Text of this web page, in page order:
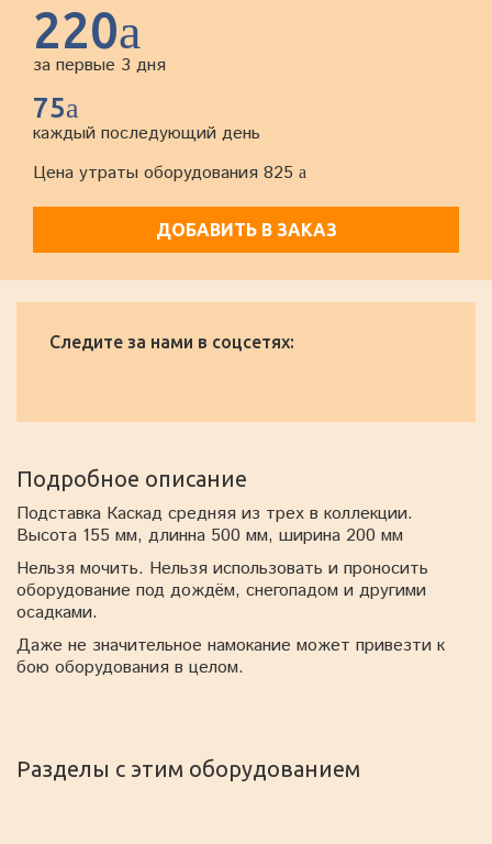
220a
за первые 3 дня
75a
каждый последующий день
Цена утраты оборудования 825 a
ДОБАВИТЬ В ЗАКАЗ
Следите за нами в соцсетях:
Подробное описание
Подставка Каскад средняя из трех в коллекции.
Высота 155 мм, длинна 500 мм, ширина 200 мм
Нельзя мочить. Нельзя использовать и проносить
оборудование под дождём, снегопадом и другими
осадками.
Даже не значительное намокание может привезти к
бою оборудования в целом.
Разделы с этим оборудованием